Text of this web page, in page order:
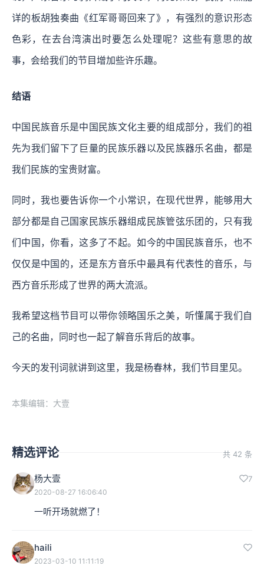
详的板胡独奏曲《红军哥哥回来了》，有强烈的意识形态
色彩，在去台湾演出时要怎么处理呢？这些有意思的故
事，会给我们的节目增加些许乐趣。
结语
中国民族音乐是中国民族文化主要的组成部分，我们的祖
先为我们留下了巨量的民族乐器以及民族器乐名曲，都是
我们民族的宝贵财富。
同时，我也要告诉你一个小常识，在现代世界，能够用大
部分都是自己国家民族乐器组成民族管弦乐团的，只有我
们中国，你看，这多了不起。如今的中国民族音乐，也不
仅仅是中国的，还是东方音乐中最具有代表性的音乐，与
西方音乐形成了世界的两大流派。
我希望这档节目可以带你领略国乐之美，听懂属于我们自
己的名曲，同时也一起了解音乐背后的故事。
今天的发刊词就讲到这里，我是杨春林，我们节目里见。
本集编辑：大壹
精选评论 共 42 条
杨大壹 7
2020-08-27 16:06:40
一听开场就燃了！
haili
2023-03-10 11:11:19